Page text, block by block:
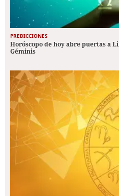
PREDICCIONES
Horóscopo de hoy abre puertas a
Géminis